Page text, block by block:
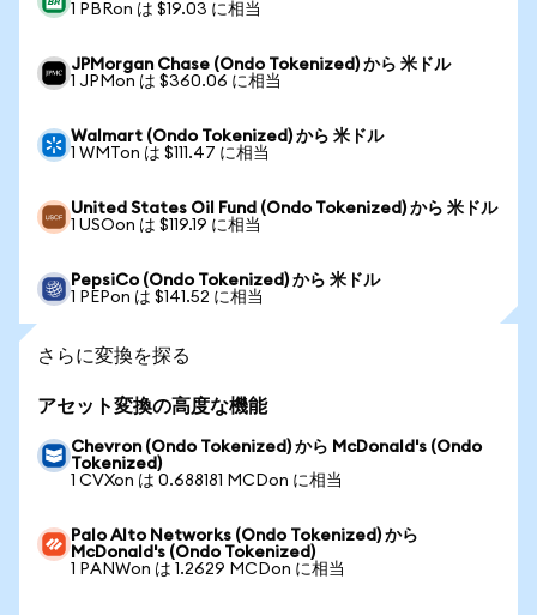
1 PBRon は $19.03 に相当
JPMorgan Chase (Ondo Tokenized) から 米ドル
1 JPMon は $360.06 に相当
Walmart (Ondo Tokenized) から 米ドル
1 WMTon は $111.47 に相当
United States Oil Fund (Ondo Tokenized) から 米ドル
1 USOon は $119.19 に相当
PepsiCo (Ondo Tokenized) から 米ドル
1 PEPon は $141.52 に相当
さらに変換を探る
アセット変換の高度な機能
Chevron (Ondo Tokenized) から McDonald's (Ondo
Tokenized)
1 CVXon は 0.688181 MCDon に相当
Palo Alto Networks (Ondo Tokenized) から
McDonald's (Ondo Tokenized)
1 PANWon は 1.2629 MCDon に相当